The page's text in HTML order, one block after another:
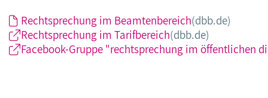
Rechtsprechung im Beamtenbereich(dbb.de)
Rechtsprechung im Tarifbereich(dbb.de)
Facebook-Gruppe "rechtsprechung im öffentlichen